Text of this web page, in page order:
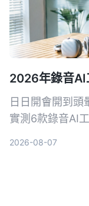
2026年錄音AI
日日開會開到頭
實測6款錄音AI
2026-08-07